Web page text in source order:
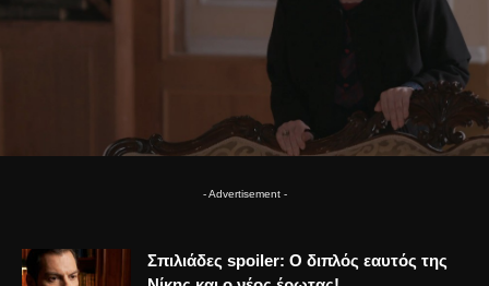
- Advertisement -
Σπιλιάδες spoiler: Ο διπλός εαυτός της